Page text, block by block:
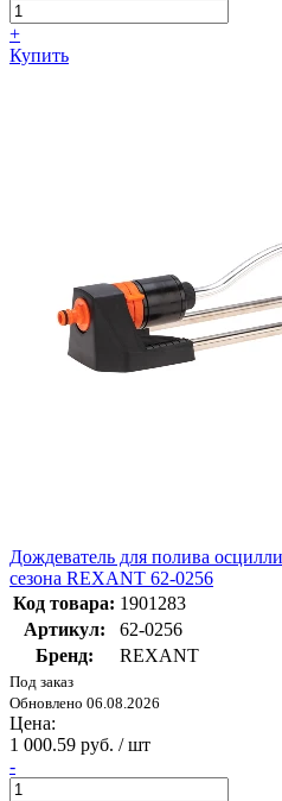
+
Купить
Дождеватель для полива
сезона REXANT 62-0256
Код товара: 1901283
Артикул:
62-0256
Бренд:
REXANT
Под заказ
Обновлено 06.08.2026
Цена:
1 000.59 руб. / шт
-